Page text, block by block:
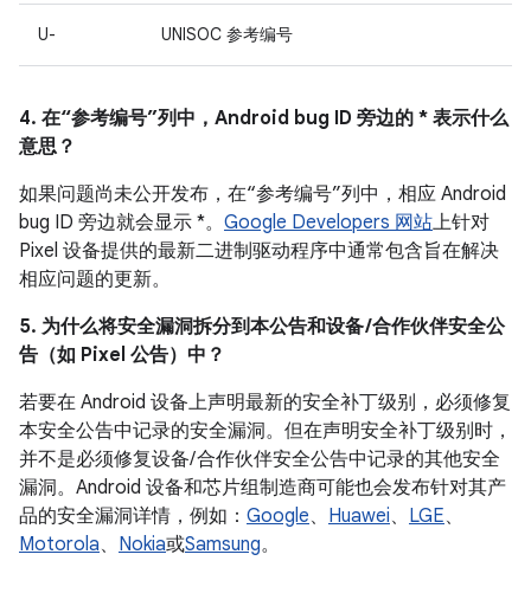
U- UNISOC 参考编号
4. 在“参考编号”列中，Android bug ID 旁边的 * 表示什么
意思？
如果问题尚未公开发布，在“参考编号”列中，相应 Android
bug ID 旁边就会显示 *。 Google Developers 网站上针对
Pixel 设备提供的最新二进制驱动程序中通常包含旨在解决
相应问题的更新。
5. 为什么将安全漏洞拆分到本公告和设备 /合作伙伴安全公
告（如 Pixel 公告）中？
若要在 Android 设备上声明最新的安全补丁级别，必须修复
本安全公告中记录的安全漏洞。但在声明安全补丁级别时，
并不是必须修复设备/ 合作伙伴安全公告中记录的其他安全
漏洞。Android 设备和芯片组制造商可能也会发布针对其产
品的安全漏洞详情，例如： Google、 Huawei、 LGE、
Motorola、 Nokia或Samsung。